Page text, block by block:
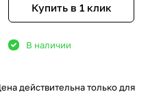
Купить в 1 клик
В наличии
действительна только для